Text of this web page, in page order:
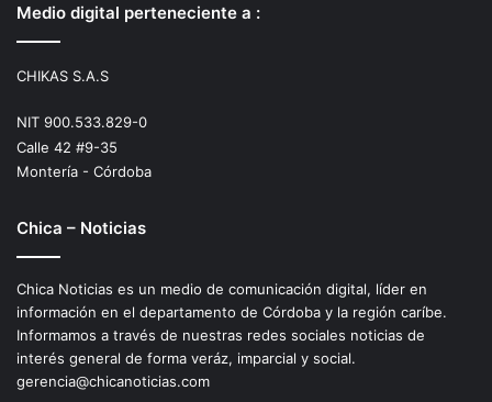
Medio digital perteneciente a :
CHIKAS S.A.S
NIT 900.533.829-0
Calle 42 #9-35
Montería - Córdoba
Chica – Noticias
Chica Noticias es un medio de comunicación digital, líder en
información en el departamento de Córdoba y la región caríbe.
Informamos a través de nuestras redes sociales noticias de
interés general de forma veráz, imparcial y social.
gerencia@chicanoticias.com